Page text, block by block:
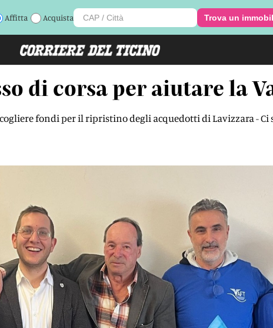
Affitta Acquista Trova un
di corsa per aiutare la
fondi per il ripristino degli acquedotti di Lavizzara -